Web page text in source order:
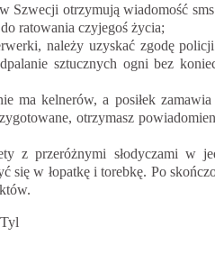
Szwecji otrzymują wiadomość
ratowania czyjegoś życia;
należy uzyskać zgodę
sztucznych ogni bez
ma kelnerów, a posiłek
otrzymasz
z przeróżnymi słodyczami w
się w łopatkę i torebkę. Po